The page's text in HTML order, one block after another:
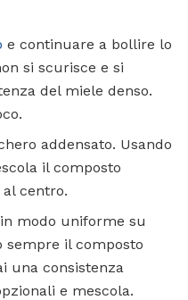
e continuare a bollire lo
si scurisce e si
del miele denso.
addensato. Usando
il composto
centro.
modo uniforme su
sempre il composto
una consistenza
e mescola.